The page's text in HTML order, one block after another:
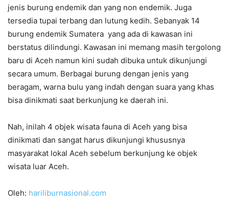
jenis burung endemik dan yang non endemik. Juga
tersedia tupai terbang dan lutung kedih. Sebanyak 14
burung endemik Sumatera yang ada di kawasan ini
berstatus dilindungi. Kawasan ini memang masih tergolong
baru di Aceh namun kini sudah dibuka untuk dikunjungi
secara umum. Berbagai burung dengan jenis yang
beragam, warna bulu yang indah dengan suara yang khas
bisa dinikmati saat berkunjung ke daerah ini.
Nah, inilah 4 objek wisata fauna di Aceh yang bisa
dinikmati dan sangat harus dikunjungi khususnya
masyarakat lokal Aceh sebelum berkunjung ke objek
wisata luar Aceh.
Oleh: hariliburnasional.com